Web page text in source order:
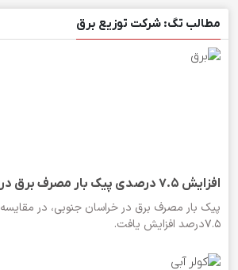
مطالب تگ: شرکت توزیع برق
افزایش ۷.۵ درصدی پیک بار مصرف برق در خراسان جنوبی
پیک بار مصرف برق در خراسان جنوبی، در
۷.۵درصد افزایش یافت.